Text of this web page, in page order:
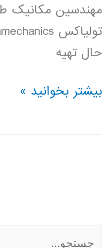
مهندسین مکانیک
حال تهیه
فیلم
simmehanics
بیشتر بخوانید »